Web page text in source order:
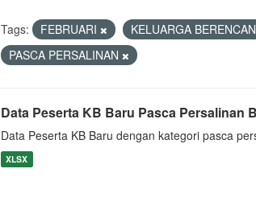
Tags: FEBRUARI KELUARGA
PASCA PERSALINAN
Data Peserta KB Baru Pasca Persalinan
Data Peserta KB Baru dengan kategori pasca
XLSX